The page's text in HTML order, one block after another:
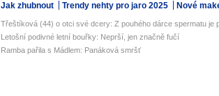
Jak zhubnout Trendy nehty pro jaro 2025 Nové
Třeštíková (44) o otci své dcery: Z pouhého dárce spermatu je
Letošní podivné letní bouřky: Neprší, jen značně fučí
Ramba pařila s Mádlem: Panáková smršť